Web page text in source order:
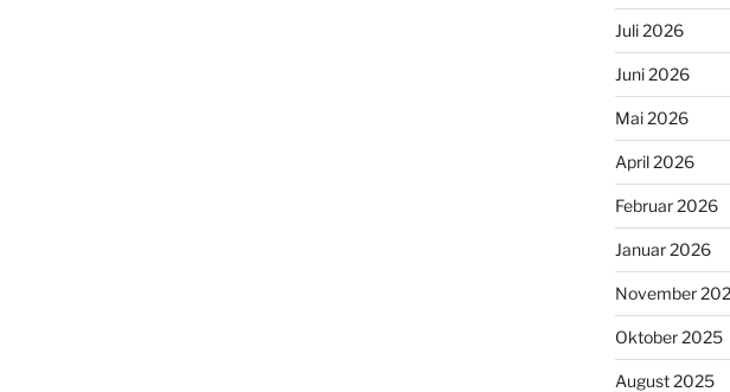
Juli 2026
Juni 2026
Mai 2026
April 2026
Februar 2026
Januar 2026
November
Oktober 2025
August 2025